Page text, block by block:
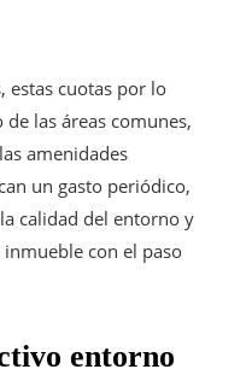
estas cuotas por lo
las áreas comunes,
amenidades
un gasto periódico,
calidad del entorno y
con el paso
entorno